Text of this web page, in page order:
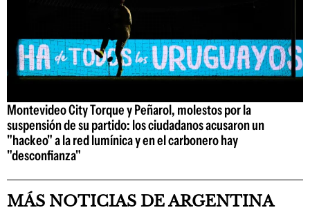
Montevideo City Torque y Peñarol, molestos por la
suspensión de su partido: los ciudadanos acusaron un
"hackeo" a la red lumínica y en el carbonero hay
"desconfianza"
MÁS NOTICIAS DE ARGENTINA